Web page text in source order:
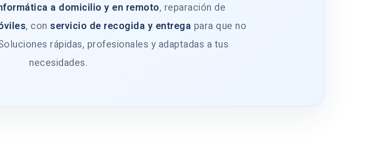
a domicilio y en remoto, reparación de
, con servicio de recogida y entrega para que no
rápidas, profesionales y adaptadas a tus
necesidades.